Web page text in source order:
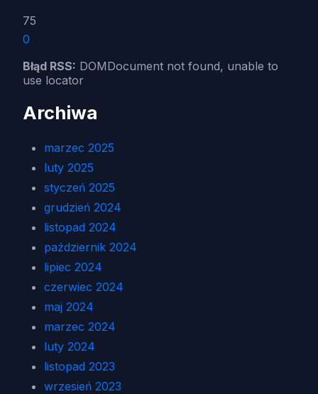
75
0
Błąd RSS: DOMDocument not found, unable to
use locator
Archiwa
marzec 2025
luty 2025
styczeń 2025
grudzień 2024
listopad 2024
październik 2024
lipiec 2024
czerwiec 2024
maj 2024
marzec 2024
luty 2024
listopad 2023
wrzesień 2023